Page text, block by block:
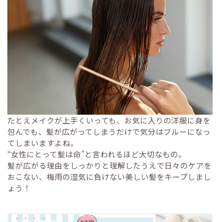
たとえメイクが上手くいっても、お気に入りの洋服に身を
包んでも、髪が広がってしまうだけで気分はブルーになっ
てしまいますよね。
“女性にとって髪は命”と言われるほど大切なもの。
髪が広がる理由をしっかりと理解したうえで日々のケアを
おこない、梅雨の湿気に負けない美しい髪をキープしまし
ょう！